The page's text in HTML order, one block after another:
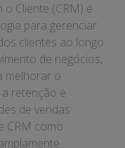
Cliente (CRM) é
para gerenciar
clientes ao longo
de negócios,
melhorar o
retenção e
de vendas
CRM como